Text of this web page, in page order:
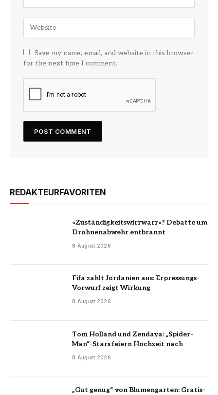
Save my name, email, and website in this browser
for the next time I comment.
REDAKTEURFAVORITEN
«Zuständigkeitswirrwarr»? Debatte um
Drohnenabwehr entbrannt
8 August 2026
Fifa zahlt Jordanien aus: Erpressungs-
Vorwurf zeigt Wirkung
8 August 2026
Tom Holland und Zendaya: „Spider-
Man“-Stars feiern Hochzeit nach
8 August 2026
„Gut genug“ von Blumengarten: Gratis-